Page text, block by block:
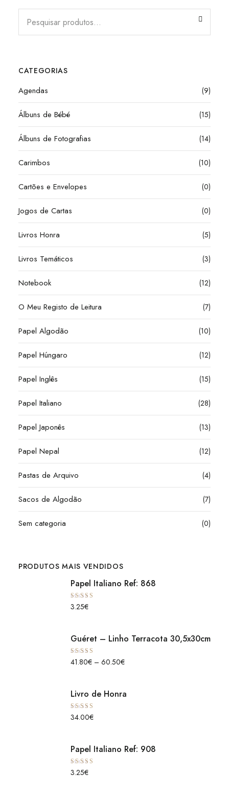
CATEGORIAS
Agendas (9)
Álbuns de Bébé (15)
Álbuns de Fotografias (14)
Carimbos (10)
Cartões e Envelopes (0)
Jogos de Cartas (0)
Livros Honra (5)
Livros Temáticos (3)
Notebook (12)
O Meu Registo de Leitura (7)
Papel Algodão (10)
Papel Húngaro (12)
Papel Inglês (15)
Papel Italiano (28)
Papel Japonês (13)
Papel Nepal (12)
Pastas de Arquivo (4)
Sacos de Algodão (7)
Sem categoria (0)
PRODUTOS MAIS VENDIDOS
Papel Italiano Ref: 868
Avaliação
5.00de 5
3.25€
Guéret – Linho Terracota 30,5x30cm
Avaliação
5.00de 5
41.80€ – 60.50€
Livro de Honra
Avaliação
5.00de 5
34.00€
Papel Italiano Ref: 908
Avaliação
5.00de 5
3.25€